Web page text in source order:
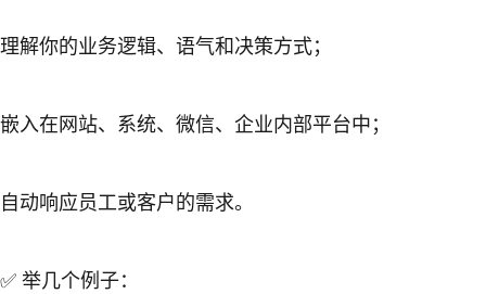
理解你的业务逻辑、语气和决策方式；
嵌入在网站、系统、微信、企业内部平台中；
自动响应员工或客户的需求。
✅ 举几个例子：